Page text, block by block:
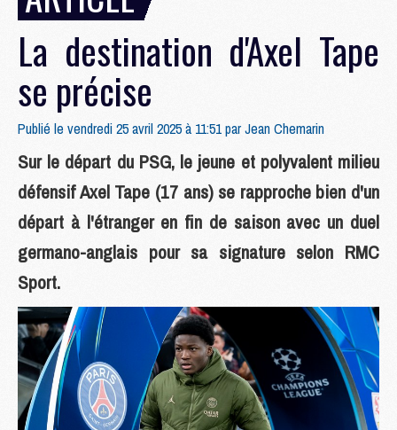
La destination d'Axel Tape
se précise
Publié le vendredi 25 avril 2025 à 11:51 parJean Chemarin
Sur le départ du PSG, le jeune et polyvalent milieu
défensif Axel Tape (17 ans) se rapproche bien d'un
départ à l'étranger en fin de saison avec un duel
germano-anglais pour sa signature selon RMC
Sport.